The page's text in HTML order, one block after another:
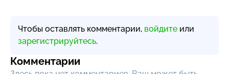
Чтобы оставлять комментарии, войдите или
зарегистрируйтесь.
Комментарии